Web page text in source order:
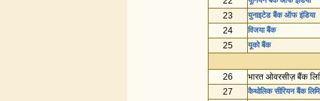
23 युनाइटेड बैंक ऑफ इंडिया
24 विजया बैंक
25 यूको बैंक
26
भारत ओवरसीज़ बैंक
27
कैथोलिक सीरियन बैंक